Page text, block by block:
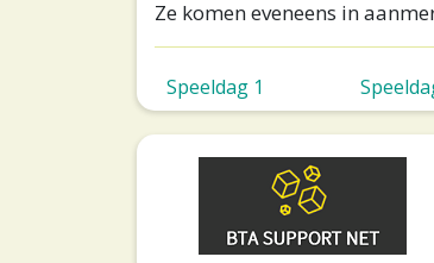
Ze komen eveneens in
Speeldag 1